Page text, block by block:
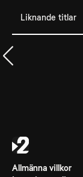
Liknande titlar
Allmänna villkor